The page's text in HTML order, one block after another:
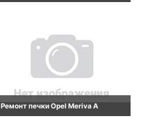
Ремонт печки Opel Meriva A